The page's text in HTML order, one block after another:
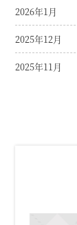
2026年1月
2025年12月
2025年11月